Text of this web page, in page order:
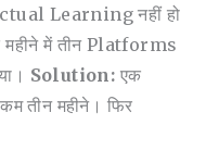
Learning नहीं हो
महीने में तीन Platforms
Solution: एक
तीन महीने। फिर